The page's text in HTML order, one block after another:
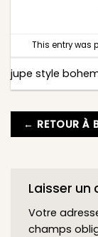
This entry was
jupe style
← RETOUR À
Laisser
Votre
champs